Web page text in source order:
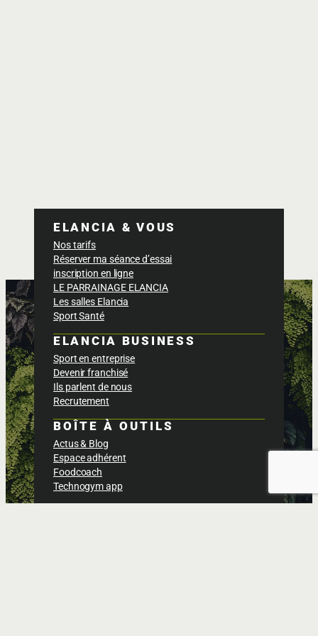
ELANCIA & VOUS
Nos tarifs
Réserver ma séance d’essai
inscription en ligne
LE PARRAINAGE ELANCIA
Les salles Elancia
Sport Santé
ELANCIA BUSINESS
Sport en entreprise
Devenir franchisé
Ils parlent de nous
Recrutement
BOÎTE À OUTILS
Actus & Blog
Espace adhérent
Foodcoach
Technogym app